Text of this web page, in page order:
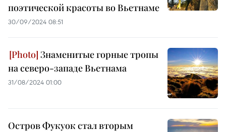
поэтической красоты во Вьетнаме
30/09/2024 08:51
Знаменитые горные тропы
на северо-западе Вьетнама
31/08/2024 01:00
Остров Фукуок стал вторым